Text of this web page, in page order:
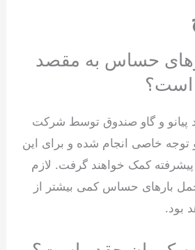
حساس به مقصد
است؟
پیانو و گاو صندوق توسط شرکت
توجه خاصی انجام شده و برای این
پیشرفته کمک خواهند گرفت. لازم
بارهای حساس کمی بیشتر از
بود.